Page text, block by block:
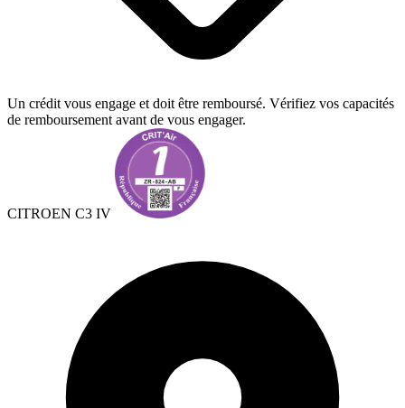
Un crédit vous engage et doit être remboursé. Vérifiez vos capacités
de remboursement avant de vous engager.
CITROEN C3 IV